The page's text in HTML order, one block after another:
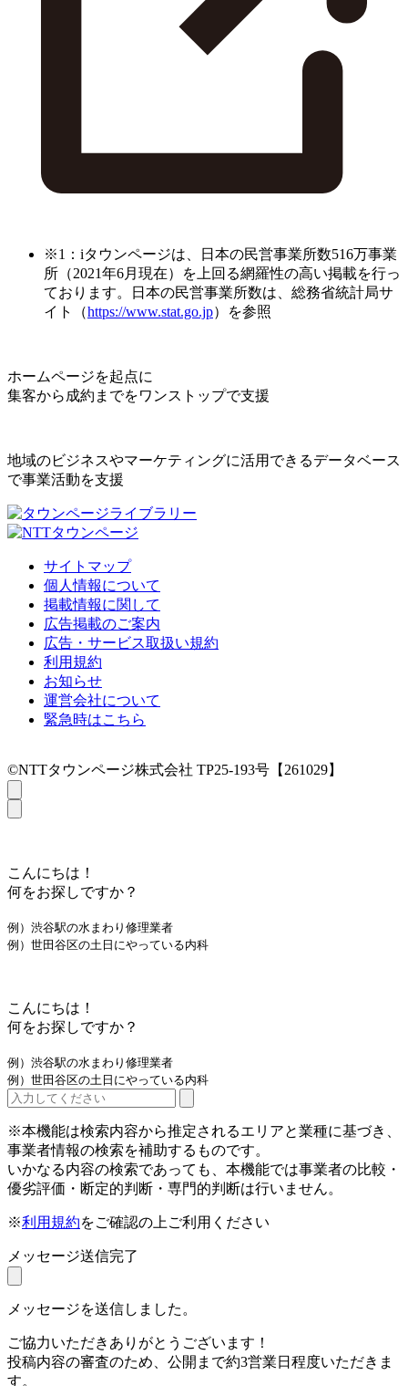
※1：iタウンページは、日本の民営事業所数516万事業
所（2021年6月現在）を上回る網羅性の高い掲載を行っ
ております。日本の民営事業所数は、総務省統計局サ
イト（https://www.stat.go.jp）を参照
ホームページを起点に
集客から成約までをワンストップで支援
地域のビジネスやマーケティングに活用できるデータベース
で事業活動を支援
サイトマップ
個人情報について
掲載情報に関して
広告掲載のご案内
広告・サービス取扱い規約
利用規約
お知らせ
運営会社について
緊急時はこちら
©NTTタウンページ株式会社 TP25-193号【261029】
こんにちは！
何をお探しですか？
例）渋谷駅の水まわり修理業者
例）世田谷区の土日にやっている内科
こんにちは！
何をお探しですか？
例）渋谷駅の水まわり修理業者
例）世田谷区の土日にやっている内科
※本機能は検索内容から推定されるエリアと業種に基づき、
事業者情報の検索を補助するものです。
いかなる内容の検索であっても、本機能では事業者の比較・
優劣評価・断定的判断・専門的判断は行いません。
※利用規約をご確認の上ご利用ください
メッセージ送信完了
メッセージを送信しました。
ご協力いただきありがとうございます！
投稿内容の審査のため、公開まで約3営業日程度いただきま
す。